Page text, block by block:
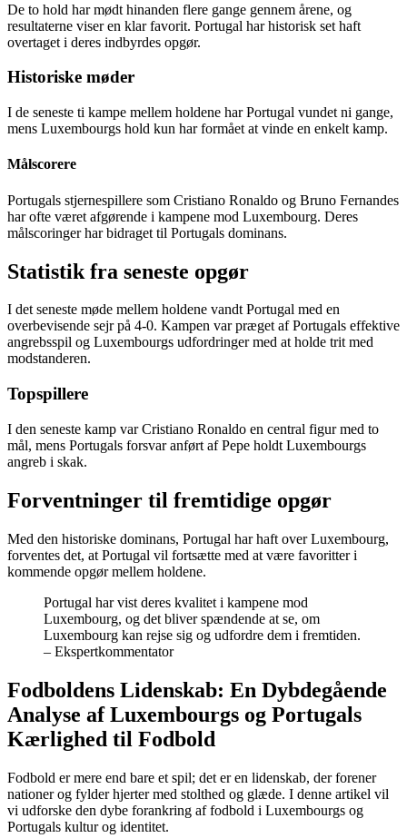
De to hold har mødt hinanden flere gange gennem årene, og
resultaterne viser en klar favorit. Portugal har historisk set haft
overtaget i deres indbyrdes opgør.
Historiske møder
I de seneste ti kampe mellem holdene har Portugal vundet ni gange,
mens Luxembourgs hold kun har formået at vinde en enkelt kamp.
Målscorere
Portugals stjernespillere som Cristiano Ronaldo og Bruno Fernandes
har ofte været afgørende i kampene mod Luxembourg. Deres
målscoringer har bidraget til Portugals dominans.
Statistik fra seneste opgør
I det seneste møde mellem holdene vandt Portugal med en
overbevisende sejr på 4-0. Kampen var præget af Portugals effektive
angrebsspil og Luxembourgs udfordringer med at holde trit med
modstanderen.
Topspillere
I den seneste kamp var Cristiano Ronaldo en central figur med to
mål, mens Portugals forsvar anført af Pepe holdt Luxembourgs
angreb i skak.
Forventninger til fremtidige opgør
Med den historiske dominans, Portugal har haft over Luxembourg,
forventes det, at Portugal vil fortsætte med at være favoritter i
kommende opgør mellem holdene.
Portugal har vist deres kvalitet i kampene mod
Luxembourg, og det bliver spændende at se, om
Luxembourg kan rejse sig og udfordre dem i fremtiden.
– Ekspertkommentator
Fodboldens Lidenskab: En Dybdegående
Analyse af Luxembourgs og Portugals
Kærlighed til Fodbold
Fodbold er mere end bare et spil; det er en lidenskab, der forener
nationer og fylder hjerter med stolthed og glæde. I denne artikel vil
vi udforske den dybe forankring af fodbold i Luxembourgs og
Portugals kultur og identitet.